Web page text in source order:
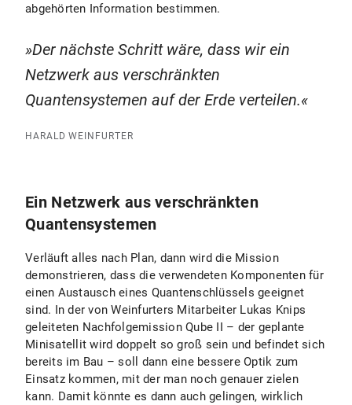
abgehörten Information bestimmen.
Der nächste Schritt wäre, dass wir ein
Netzwerk aus verschränkten
Quantensystemen auf der Erde verteilen.
HARALD WEINFURTER
Ein Netzwerk aus verschränkten
Quantensystemen
Verläuft alles nach Plan, dann wird die Mission
demonstrieren, dass die verwendeten Komponenten für
einen Austausch eines Quantenschlüssels geeignet
sind. In der von Weinfurters Mitarbeiter Lukas Knips
geleiteten Nachfolgemission Qube II – der geplante
Minisatellit wird doppelt so groß sein und befindet sich
bereits im Bau – soll dann eine bessere Optik zum
Einsatz kommen, mit der man noch genauer zielen
kann. Damit könnte es dann auch gelingen, wirklich